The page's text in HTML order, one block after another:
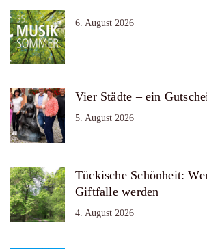
6. August 2026
Vier Städte – ein
5. August 2026
Tückische Schönheit:
Giftfalle werden
4. August 2026